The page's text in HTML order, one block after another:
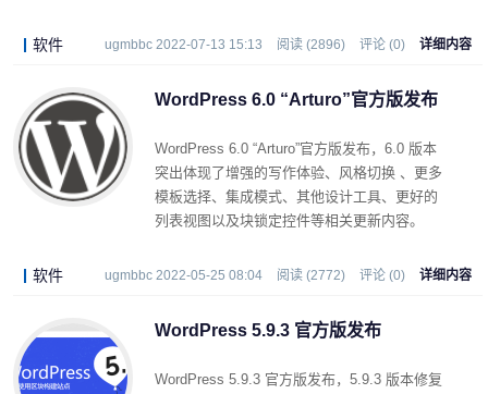
软件 ugmbbc 2022-07-13 15:13 阅读 (2896) 评论 (0) 详细内容
WordPress 6.0 “Arturo”官方版发布
WordPress 6.0 “Arturo”官方版发布，6.0 版本
突出体现了增强的写作体验、风格切换 、更多
模板选择、集成模式、其他设计工具、更好的
列表视图以及块锁定控件等相关更新内容。
软件 ugmbbc 2022-05-25 08:04 阅读 (2772) 评论 (0) 详细内容
WordPress 5.9.3 官方版发布
WordPress 5.9.3 官方版发布，5.9.3 版本修复